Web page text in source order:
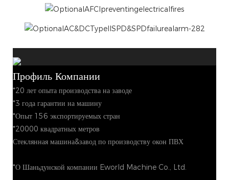
Профиль Компании
*20 лет опыта производства на заводе
*3 года гарантии на машину
*Опыт 156 экспортируемых стран
*20000 квадратных метров
Стеклянная машина&завод по производству окон ПВХ
*О Шаньдунской компании Eworld Machine Co., Ltd.